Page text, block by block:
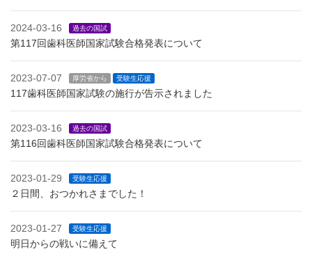
2024-03-16 過去の国試
第117回歯科医師国家試験合格発表について
2023-07-07 厚労省から 受験生応援
117歯科医師国家試験の施行が告示されました
2023-03-16 過去の国試
第116回歯科医師国家試験合格発表について
2023-01-29 受験生応援
２日間、おつかれさまでした！
2023-01-27 受験生応援
明日からの戦いに備えて